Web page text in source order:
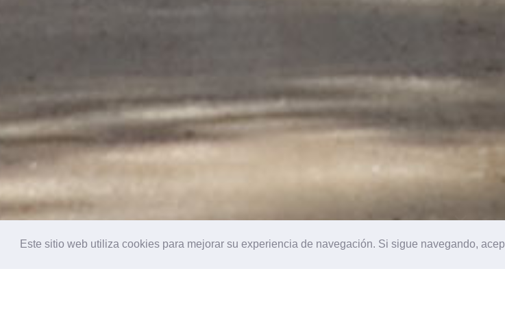
Este sitio web utiliza cookies para mejorar su experiencia de navegación. Si sigue navegando,